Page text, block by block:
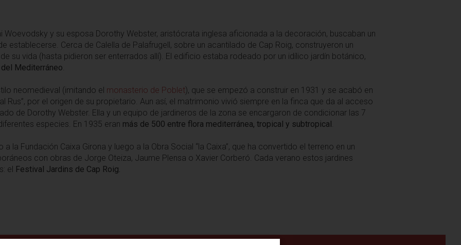
Woevodsky y su esposa Dorothy Webster, aristócrata inglesa aficionada a la decoración, buscaban un
establecerse. Cerca de Calella de Palafrugell, sobre un acantilado de Cap Roig, construyeron un
su vida (hasta pidieron ser enterrados allí). El edificio estaba rodeado por un idílico jardín botánico,
Mediterráneo
neomedieval (imitando el monasterio de Poblet), que se empezó a construir en 1931 y se acabó en
Rus”, por el origen de su propietario. Aun así, el matrimonio vivió siempre en la finca que da al acceso
de Dorothy Webster. Ella y un equipo de jardineros de la zona se encargaron de condicionar las 7
especies. En 1935 eran más de 500 entre flora mediterránea, tropical y subtropical
la Fundación Caixa Girona y luego a la Obra Social “la Caixa”, que ha convertido el terreno en un
con obras de Jorge Oteiza, Jaume Plensa o Xavier Corberó. Cada verano estos jardines
el Festival Jardins de Cap Roig.